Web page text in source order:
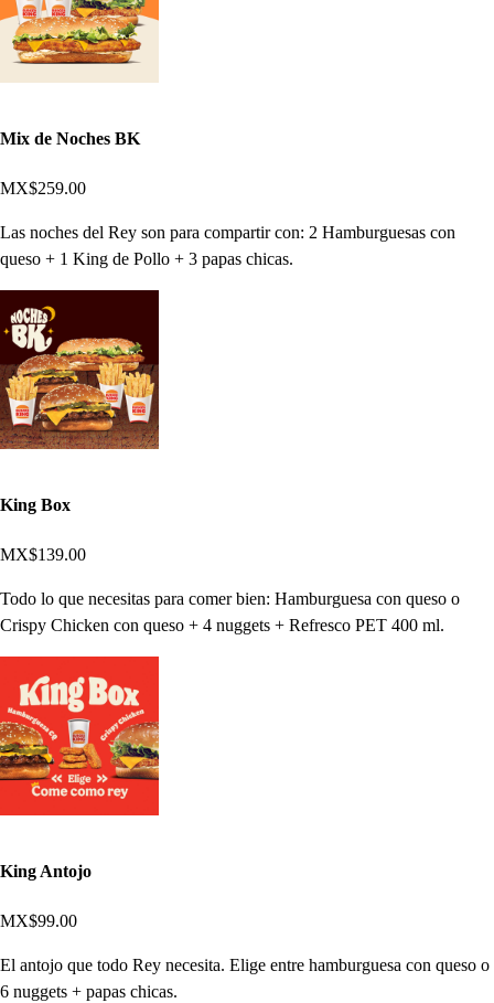
Mix de Noches BK
MX$259.00
Las noches del Rey son para compartir con: 2 Hamburguesas con
queso + 1 King de Pollo + 3 papas chicas.
King Box
MX$139.00
Todo lo que necesitas para comer bien: Hamburguesa con queso o
Crispy Chicken con queso + 4 nuggets + Refresco PET 400 ml.
King Antojo
MX$99.00
El antojo que todo Rey necesita. Elige entre hamburguesa con queso o
6 nuggets + papas chicas.